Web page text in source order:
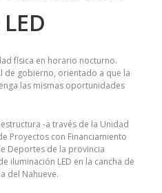
física en horario nocturno.
de gobierno, orientado a que la
las mismas oportunidades
-a través de la Unidad
Proyectos con Financiamiento
Deportes de la provincia
iluminación LED en la cancha de
del Nahueve.